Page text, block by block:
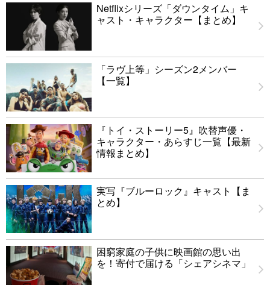
Netflixシリーズ「ダウンタイム」キ
ャスト・キャラクター【まとめ】
「ラヴ上等」シーズン2メンバー
【一覧】
『トイ・ストーリー5』吹替声優・
キャラクター・あらすじ一覧【最新
情報まとめ】
実写『ブルーロック』キャスト【ま
とめ】
困窮家庭の子供に映画館の思い出
を！寄付で届ける「シェアシネマ」